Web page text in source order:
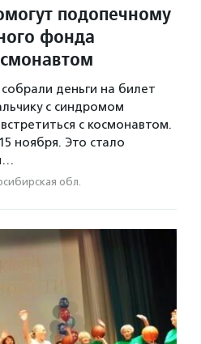
подопечному
фонда
деньги на билет
с синдромом
с космонавтом.
ноября. Это стало
обл.